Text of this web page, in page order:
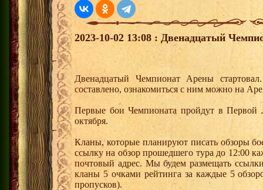
2023-10-02 13:08 : Двенадцатый
Двенадцатый Чемпионат Арены
составлено, ознакомиться с ним можно на
Первые бои Чемпионата пройдут в
октября.
Кланы, которые планируют писать обзоры
ссылку на обзор прошедшего тура до 12:00
почтовый адрес. Мы будем размещать
кланы 5 очками рейтинга за каждые 5
пропусков).